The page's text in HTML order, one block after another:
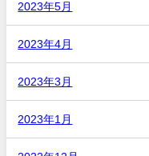
2023年5月
2023年4月
2023年3月
2023年1月